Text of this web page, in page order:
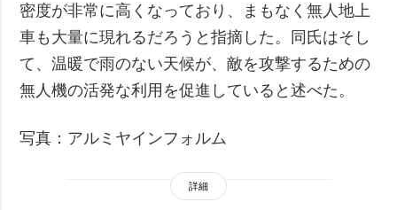
密度が非常に高くなっており、まもなく無人地上
車も大量に現れるだろうと指摘した。同氏はそし
て、温暖で雨のない天候が、敵を攻撃するための
無人機の活発な利用を促進していると述べた。
写真：アルミヤインフォルム
詳細